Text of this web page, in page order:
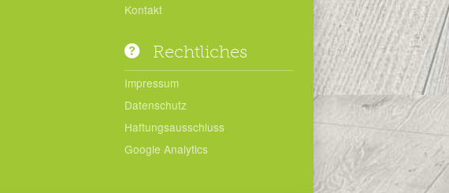
Kontakt
Rechtliches
Impressum
Datenschutz
Haftungsausschluss
Google Analytics